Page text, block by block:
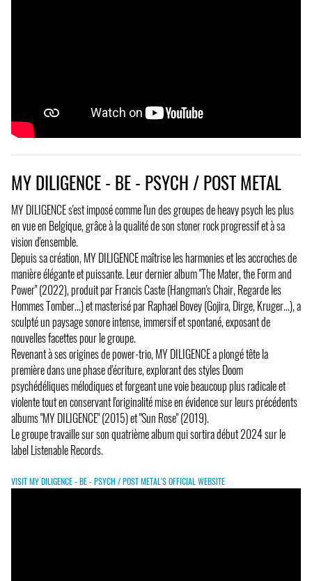
MY DILIGENCE - BE - PSYCH / POST METAL
MY DILIGENCE s'est imposé comme l'un des groupes de heavy psych les plus
en vue en Belgique, grâce à la qualité de son stoner rock progressif et à sa
vision d'ensemble.
Depuis sa création, MY DILIGENCE maîtrise les harmonies et les accroches de
manière élégante et puissante. Leur dernier album "The Mater, the Form and
Power" (2022), produit par Francis Caste (Hangman's Chair, Regarde les
Hommes Tomber...) et masterisé par Raphael Bovey (Gojira, Dirge, Kruger...), a
sculpté un paysage sonore intense, immersif et spontané, exposant de
nouvelles facettes pour le groupe.
Revenant à ses origines de power-trio, MY DILIGENCE a plongé tête la
première dans une phase d'écriture, explorant des styles Doom
psychédéliques mélodiques et forgeant une voie beaucoup plus radicale et
violente tout en conservant l'originalité mise en évidence sur leurs précédents
albums "MY DILIGENCE" (2015) et "Sun Rose" (2019).
Le groupe travaille sur son quatrième album qui sortira début 2024 sur le
label Listenable Records.
VISIT MY DILIGENCE - BE - PSYCH / POST METAL'S OFFICIAL WEBSITE